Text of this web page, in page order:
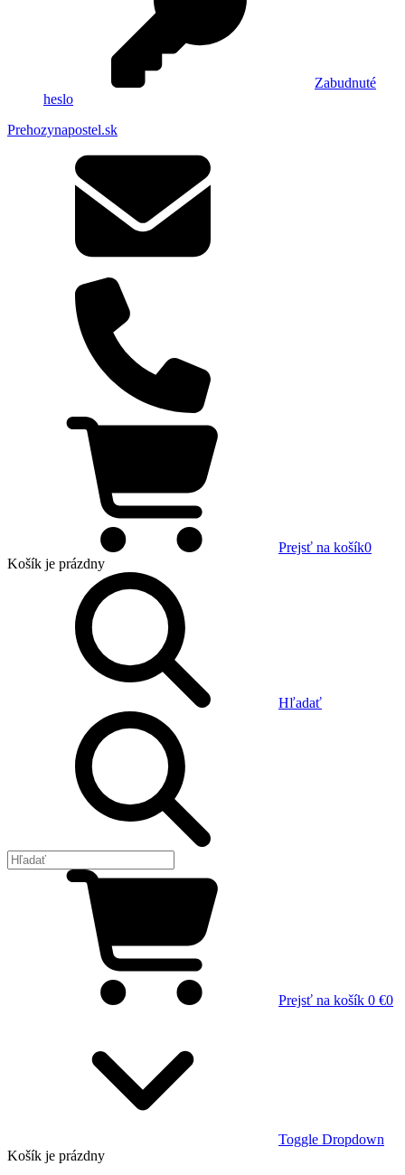
Zabudnuté
heslo
Prehozynapostel.sk
Prejsť na košík0
Košík je prázdny
Hľadať
Prejsť na košík 0 €0
Toggle Dropdown
Košík je prázdny